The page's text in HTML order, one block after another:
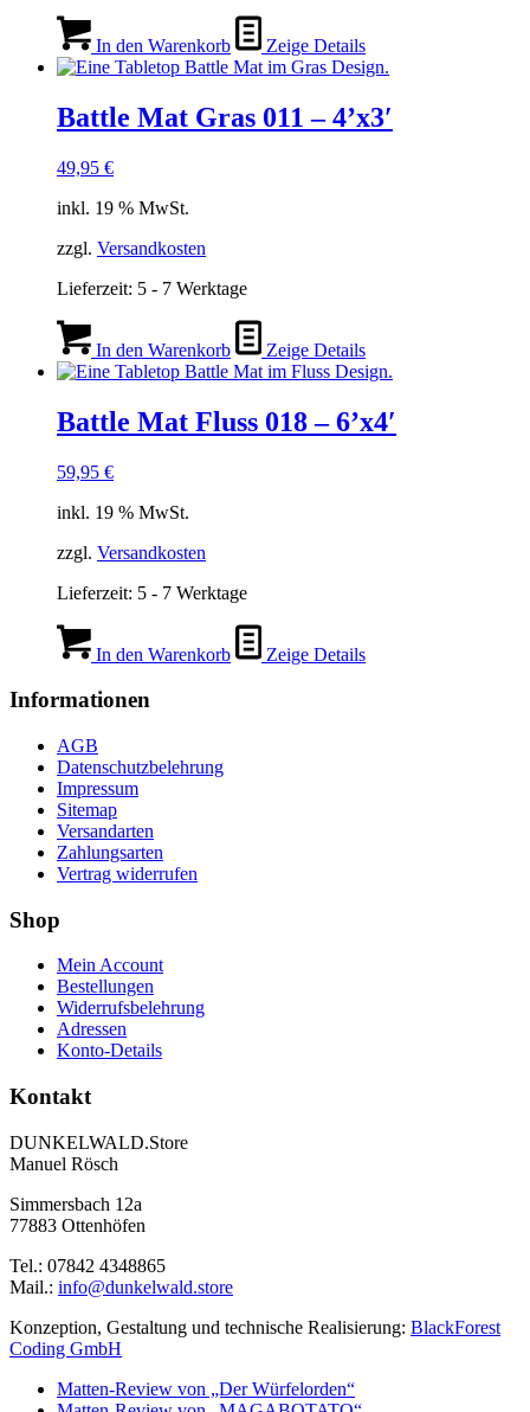
In den Warenkorb Zeige Details
Battle Mat Gras 011 – 4’x3′
49,95 €
inkl. 19 % MwSt.
zzgl. Versandkosten
Lieferzeit: 5 - 7 Werktage
In den Warenkorb Zeige Details
Battle Mat Fluss 018 – 6’x4′
59,95 €
inkl. 19 % MwSt.
zzgl. Versandkosten
Lieferzeit: 5 - 7 Werktage
In den Warenkorb Zeige Details
Informationen
AGB
Datenschutzbelehrung
Impressum
Sitemap
Versandarten
Zahlungsarten
Vertrag widerrufen
Shop
Mein Account
Bestellungen
Widerrufsbelehrung
Adressen
Konto-Details
Kontakt
DUNKELWALD.Store
Manuel Rösch
Simmersbach 12a
77883 Ottenhöfen
Tel.: 07842 4348865
Mail.: info@dunkelwald.store
Konzeption, Gestaltung und technische Realisierung: BlackForest
Coding GmbH
Matten-Review von „Der Würfelorden“